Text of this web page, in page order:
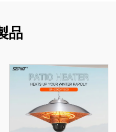
品